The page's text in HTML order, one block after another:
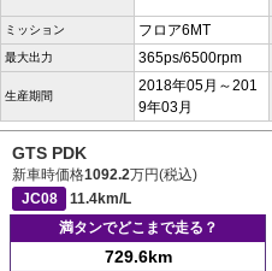
ミッション フロア6MT
最大出力 365ps/6500rpm
生産期間
2018年05月～201
9年03月
GTS PDK
新車時価格1092.2万円(税込)
JC08
11.4km/L
満タンでどこまで走る？
729.6km